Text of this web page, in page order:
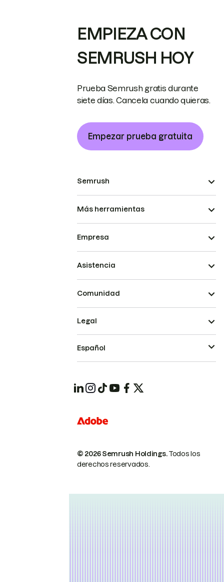
EMPIEZA CON
SEMRUSH HOY
Prueba Semrush gratis durante
siete días. Cancela cuando quieras.
Empezar prueba gratuita
Semrush
Más herramientas
Empresa
Asistencia
Comunidad
© 2026 Semrush Holdings.Todos los
derechos reservados.
Legal
Español